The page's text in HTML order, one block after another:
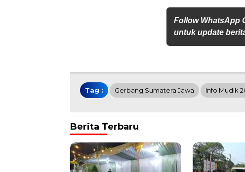
Follow WhatsApp
untuk update
Tag : Gerbang Sumatera Jawa Info Mudik
Berita Terbaru